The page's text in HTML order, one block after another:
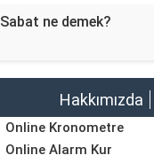
Sabat ne demek?
Hakkımızda
Online Kronometre
Online Alarm Kur